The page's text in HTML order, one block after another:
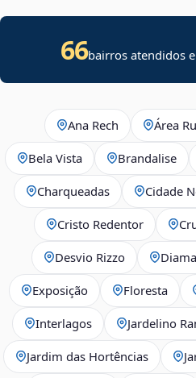
66bairros atendidos
Ana Rech Área
Bela Vista Brandalise
Charqueadas Cidade
Cristo Redentor
Desvio Rizzo
Exposição Floresta
Interlagos Jardelino
Jardim das Hortências